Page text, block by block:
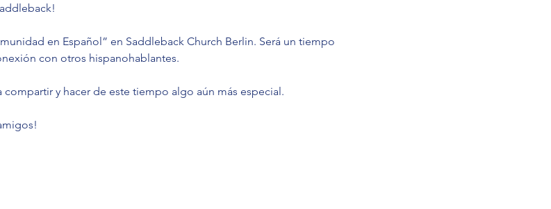
en Español” en Saddleback Church Berlin. Será un tiempo
con otros hispanohablantes.
y hacer de este tiempo algo aún más especial.